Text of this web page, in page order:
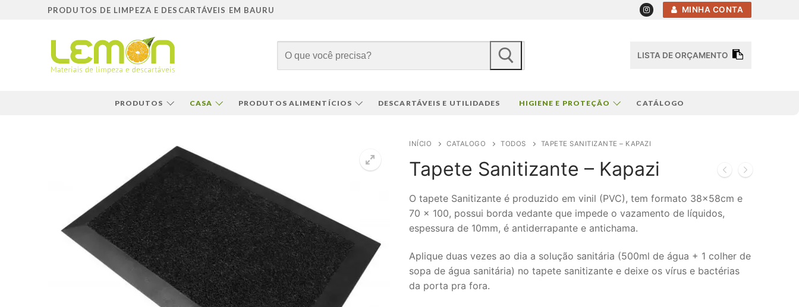
PRODUTOS DE LIMPEZA E DESCARTÁVEIS EM BAURU MINHA CONTA
por:
LISTA DE ORÇAMENTO
PRODUTOS CASA PRODUTOS ALIMENTÍCIOS DESCARTÁVEIS E UTILIDADES HIGIENE E PROTEÇÃO CATÁLOGO
INÍCIO CATALOGO TODOS TAPETE SANITIZANTE – KAPAZI
Tapete Sanitizante – Kapazi
O tapete Sanitizante é produzido em vinil (PVC), tem formato 38x58cm e
70 x 100, possui borda vedante que impede o vazamento de líquidos,
espessura de 10mm, é antiderrapante e antichama.
Aplique duas vezes ao dia a solução sanitária (500ml de água + 1 colher de
sopa de água sanitária) no tapete sanitizante e deixe os vírus e bactérias
da porta pra fora.